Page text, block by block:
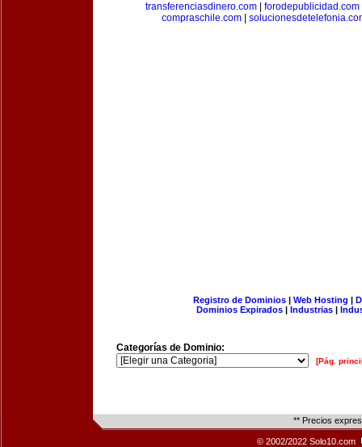
transferenciasdinero.com
forodepublicidad.com
compraschile.com
Registro de Dominios| Web Hosting |
Dominios Expirados | Industrias |
Categorías de Dominio:
[Pág.
** Precios
© 2002/2022 Solo10.com